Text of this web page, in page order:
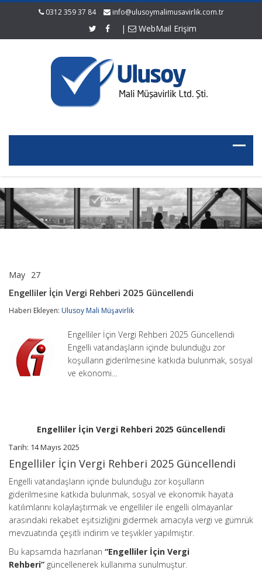
0312 359 37 84 info@ulusoymalimusavirlik.com.tr
| WebMail Erişim
May 27
Vergi
2025
Engelliler İçin Vergi Rehberi 2025 Güncellendi
Haberi Ekleyen: Ulusoy Mali Müşavirlik
Engelliler İçin Vergi Rehberi 2025 Güncellendi
Engelli vatandaşların içinde bulunduğu zor
koşulların giderilmesine katkıda bulunmak, sosyal
ve ekonomi…
Engelliler İçin Vergi Rehberi 2025 Güncellendi
Tarih: 14 Mayıs 2025
Engelliler İçin Vergi Rehberi 2025 Güncellendi
Engelli vatandaşların içinde bulunduğu zor koşulların
giderilmesine katkıda bulunmak, sosyal ve ekonomik hayata
katılımlarını kolaylaştırmak ve engelliler ile engelli olmayanlar
arasındaki rekabet eşitsizliğini gidermek amacıyla vergi ve gümrük
mevzuatında çeşitli indirim ve teşvikler yapılmıştır.
Bu kapsamda hazırlanan “Engelliler İçin Vergi
Rehberi” güncellenerek kullanıma sunulmuştur.